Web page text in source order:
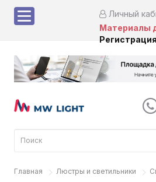
Личный
Материалы
Главная Люстры и светильники